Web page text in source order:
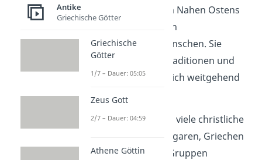
Gebieten des heutigen Nahen Ostens
und Nordafrikas lebten
arabischsprachige Menschen. Sie
hatten ihre eigenen Traditionen und
Strukturen, die das Reich weitgehend
respektierte.
Auf dem Balkan lebten viele christliche
Völker wie Serben, Bulgaren, Griechen
und Rumänen. Diese Gruppen
Antike
Griechische Götter
Griechische
Götter
1/7 – Dauer: 05:05
Zeus Gott
2/7 – Dauer: 04:59
Athene Göttin